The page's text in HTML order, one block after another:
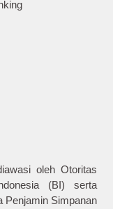
oleh Otoritas
(BI) serta
Penjamin Simpanan